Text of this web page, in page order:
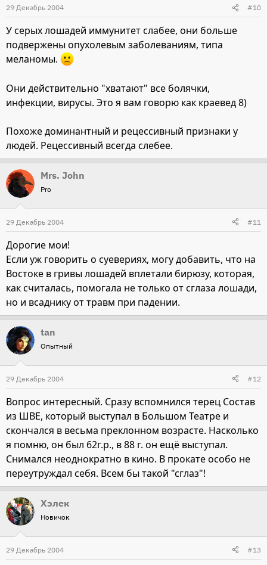
29 Декабрь 2004 #10
У серых лошадей иммунитет слабее, они больше
подвержены опухолевым заболеваниям, типа
меланомы.
Они действительно "хватают" все болячки,
инфекции, вирусы. Это я вам говорю как краевед 8)
Похоже доминантный и рецессивный признаки у
людей. Рецессивный всегда слебее.
Mrs. John
Pro
29 Декабрь 2004 #11
Дорогие мои!
Если уж говорить о суевериях, могу добавить, что на
Востоке в гривы лошадей вплетали бирюзу, которая,
как считалась, помогала не только от сглаза лошади,
но и всаднику от травм при падении.
tan
Опытный
29 Декабрь 2004 #12
Вопрос интересный. Сразу вспомнился терец Состав
из ШВЕ, который выступал в Большом Театре и
скончался в весьма преклонном возрасте. Насколько
я помню, он был 62г.р., в 88 г. он ещё выступал.
Снимался неоднократно в кино. В прокате особо не
переутруждал себя. Всем бы такой "сглаз"!
Хэлек
Новичок
29 Декабрь 2004 #13